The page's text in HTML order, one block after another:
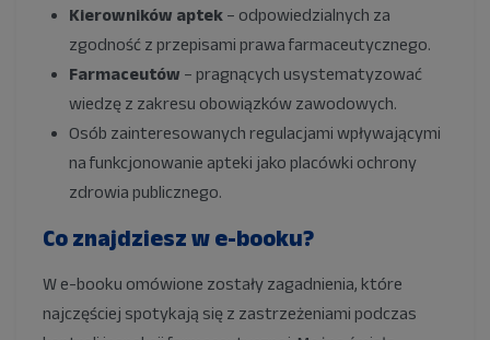
Kierowników aptek – odpowiedzialnych za
zgodność z przepisami prawa farmaceutycznego.
Farmaceutów – pragnących usystematyzować
wiedzę z zakresu obowiązków zawodowych.
Osób zainteresowanych regulacjami wpływającymi
na funkcjonowanie apteki jako placówki ochrony
zdrowia publicznego.
Co znajdziesz w e-booku?
W e-booku omówione zostały zagadnienia, które
najczęściej spotykają się z zastrzeżeniami podczas